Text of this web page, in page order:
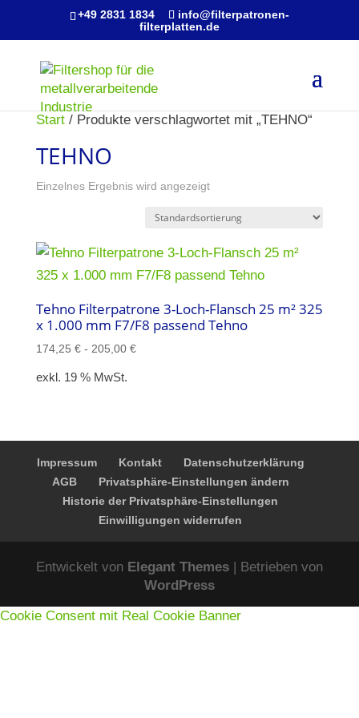
+49 2831 1834
info@filterpatronen-
filterplatten.de
Start/ Produkte verschlagwortet mit „TEHNO“
TEHNO
Einzelnes Ergebnis wird angezeigt
Tehno Filterpatrone 3-Loch-Flansch 25 m² 325
x 1.000 mm F7/F8 passend Tehno
174,25 €- 205,00 €
exkl. 19 % MwSt.
Impressum Kontakt
Datenschutzerklärung
AGB
Privatsphäre-Einstellungen ändern
Historie der Privatsphäre-Einstellungen
Einwilligungen widerrufen
Entwickelt von Elegant Themes| Betrieben von
WordPress
Cookie Consent mit Real Cookie Banner